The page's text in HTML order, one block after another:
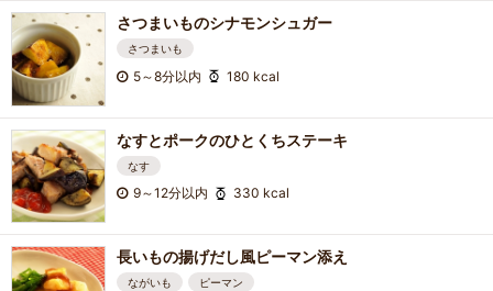
さつまいものシナモンシュガー
さつまいも
5～8分以内 180 kcal
なすとポークのひとくちステーキ
なす
9～12分以内 330 kcal
長いもの揚げだし風ピーマン添え
ながいも ピーマン